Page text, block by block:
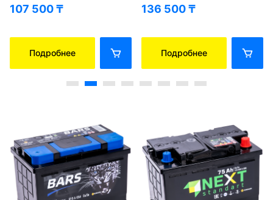
107 500₸
Подробнее
136 500₸
Подробнее